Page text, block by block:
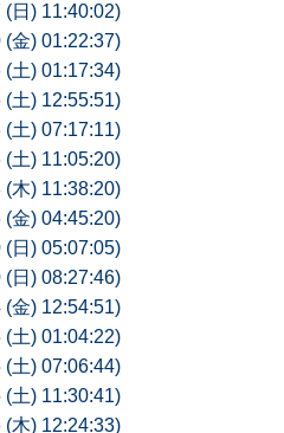
日) 11:40:02)
金) 01:22:37)
土) 01:17:34)
土) 12:55:51)
土) 07:17:11)
土) 11:05:20)
木) 11:38:20)
金) 04:45:20)
日) 05:07:05)
日) 08:27:46)
金) 12:54:51)
土) 01:04:22)
土) 07:06:44)
土) 11:30:41)
木) 12:24:33)